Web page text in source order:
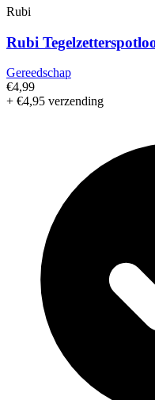
Rubi
Rubi
Gereedschap
€4,99
+ €4,95 verzending